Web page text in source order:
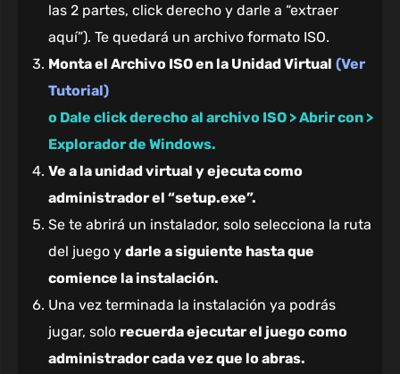
las 2 partes, click derecho y darle a “extraer
aquí”). Te quedará un archivo formato ISO.
Monta el Archivo ISO en la Unidad Virtual (Ver
Tutorial)
o Dale click derecho al archivo ISO > Abrir con >
Explorador de Windows.
Ve a la unidad virtual y ejecuta como
administrador el “setup.exe”.
Se te abrirá un instalador, solo selecciona la ruta
del juego y darle a siguiente hasta que
comience la instalación.
Una vez terminada la instalación ya podrás
jugar, solo recuerda ejecutar el juego como
administrador cada vez que lo abras.